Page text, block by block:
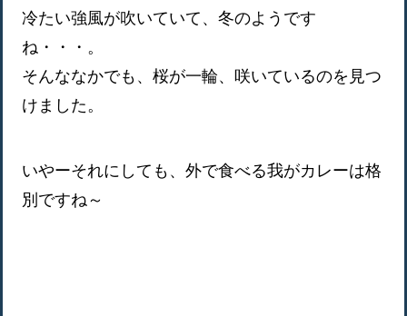
冷たい強風が吹いていて、冬のようです
ね・・・。
そんななかでも、桜が一輪、咲いているのを見つ
けました。
いやーそれにしても、外で食べる我がカレーは格
別ですね～